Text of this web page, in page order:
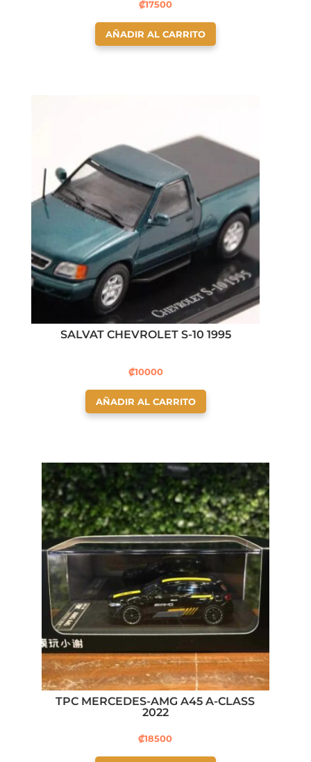
₡17500
AÑADIR AL CARRITO
SALVAT CHEVROLET S-10 1995
₡10000
AÑADIR AL CARRITO
TPC MERCEDES-AMG A45 A-CLASS
2022
₡18500